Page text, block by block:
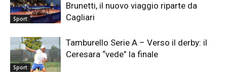
Sport
Brunetti, il nuovo viaggio riparte da
Cagliari
Sport
Tamburello Serie A – Verso il derby: il
Ceresara “vede” la finale